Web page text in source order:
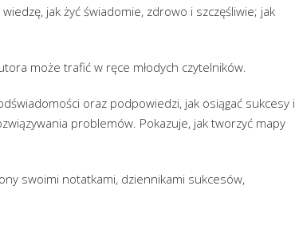
jak żyć świadomie, zdrowo i szczęśliwie; jak
może trafić w ręce młodych czytelników.
oraz podpowiedzi, jak osiągać sukcesy i
problemów. Pokazuje, jak tworzyć mapy
swoimi notatkami, dziennikami sukcesów,